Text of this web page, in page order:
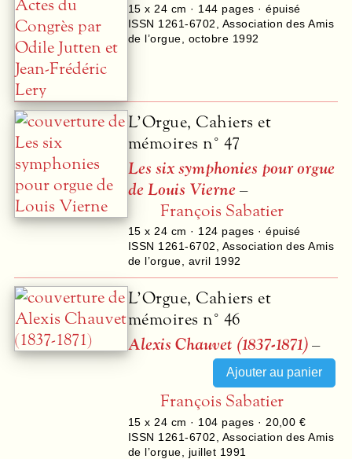
15 x 24 cm · 144 pages · épuisé
ISSN 1261-6702, Association des Amis
de l’orgue, octobre 1992
L’Orgue, Cahiers et
mémoires n° 47
Les six symphonies pour orgue
de Louis Vierne –
François Sabatier
15 x 24 cm · 124 pages · épuisé
ISSN 1261-6702, Association des Amis
de l’orgue, avril 1992
L’Orgue, Cahiers et
mémoires n° 46
Alexis Chauvet (1837-1871)–
François Sabatier
15 x 24 cm · 104 pages · 20,00 €
ISSN 1261-6702
Association des Amis
de l’orgue
juillet 1991